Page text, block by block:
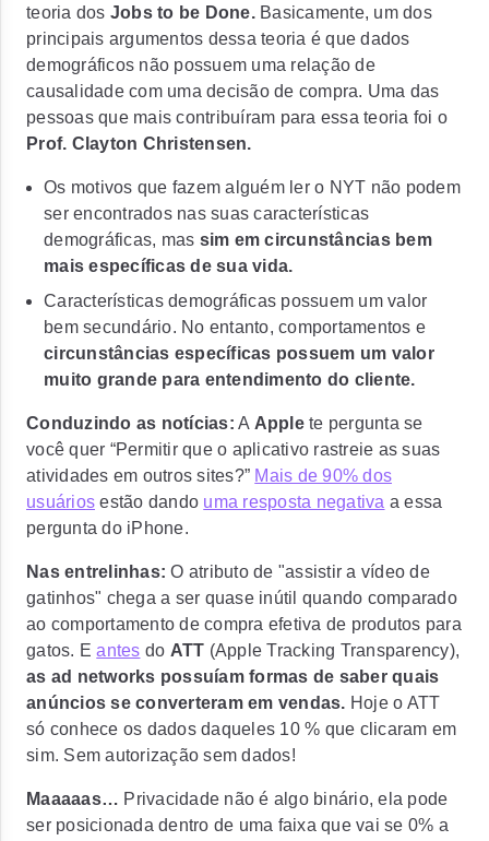
teoria dos Jobs to be Done. Basicamente, um dos
principais argumentos dessa teoria é que dados
demográficos não possuem uma relação de
causalidade com uma decisão de compra. Uma das
pessoas que mais contribuíram para essa teoria foi o
Prof. Clayton Christensen.
Os motivos que fazem alguém ler o NYT não podem
ser encontrados nas suas características
demográficas, mas sim em circunstâncias bem
mais específicas de sua vida.
Características demográficas possuem um valor
bem secundário. No entanto, comportamentos e
circunstâncias específicas possuem um valor
muito grande para entendimento do cliente.
Conduzindo as notícias: A Applete pergunta se
você quer “Permitir que o aplicativo rastreie as suas
atividades em outros sites?” Mais de 90% dos
usuários estão dando uma resposta negativa a essa
pergunta do iPhone.
Nas entrelinhas: O atributo de "assistir a vídeo de
gatinhos" chega a ser quase inútil quando comparado
ao comportamento de compra efetiva de produtos para
gatos. Eantes do ATT (Apple Tracking Transparency),
as ad networks possuíam formas de saber quais
anúncios se converteram em vendas. Hoje o ATT
só conhece os dados daqueles 10 % que clicaram em
sim. Sem autorização sem dados!
Maaaaas… Privacidade não é algo binário, ela pode
ser posicionada dentro de uma faixa que vai se 0% a